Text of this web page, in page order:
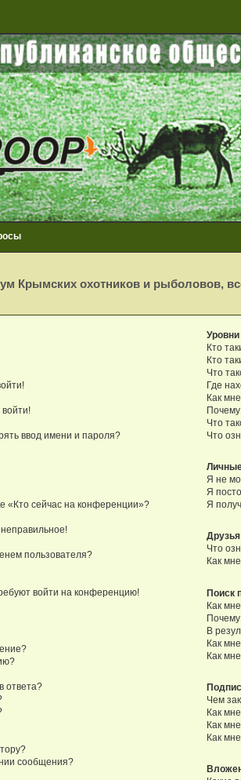
Крымских охотников и рыболовов,
ввод имени и пароля?
«Кто сейчас на конференции»?
пользователя?
войти на конференцию!
ответа?
сообщения?
Кто
Кто
Что
Где
Как
Что
Что
Я не
Я
Я
Что
Как
Поиск
Как
Почему
В
Как
Как
Чем
Как
Как
Как